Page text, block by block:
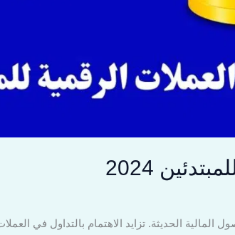
2024
الحديثة. تزايد الاهتمام بالتداول في